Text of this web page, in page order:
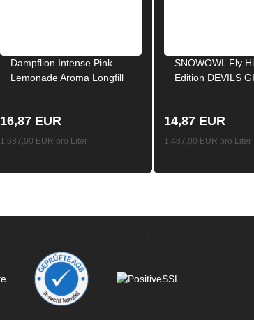
Dampflion Intense Pink
Lemonade Aroma Longfill
16,87 EUR
1.687,00 EUR pro Liter
SNOWOWL Fly
Edition DEVILS
14,87 EUR
1.487,00 EUR pro Liter